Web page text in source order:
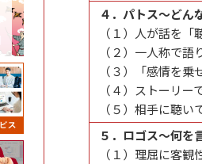
４．パトス～どん
（１）人が話を
（２）一人称で
（３）「感情を
（４）ストーリー
（５）相手に聴い
５．ロゴス～何を
（１）理屈に客